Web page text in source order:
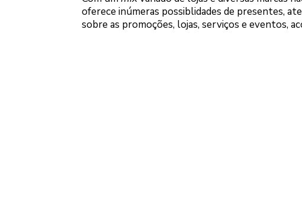
oferece inúmeras possiblidades de presentes,
sobre as promoções, lojas, serviços e eventos,